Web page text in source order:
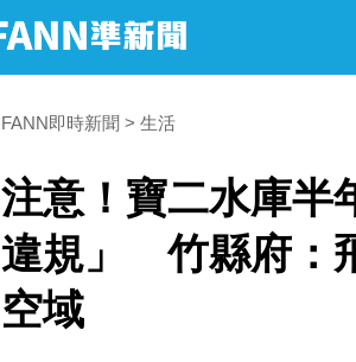
FANN即時新聞 生活
注意！寶二水庫半
違規」 竹縣府：
空域